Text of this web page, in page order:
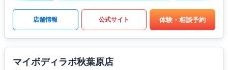
店舗情報 公式サイト 体験・相談予約
マイボディラボ秋葉原店